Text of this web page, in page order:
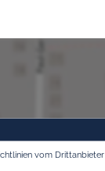
vom Drittanbieter